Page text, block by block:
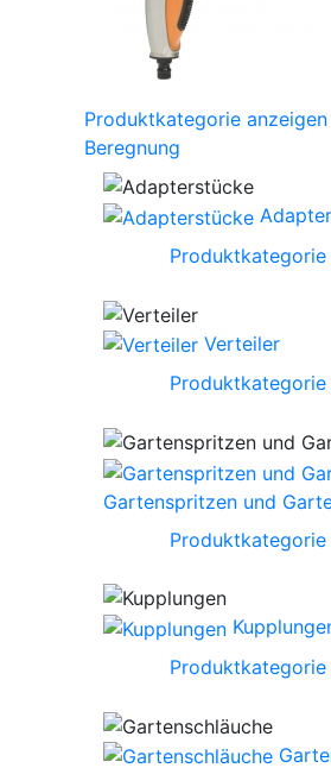
Produktkategorie anzeigen
Beregnung
Produktkategorie
Verteiler
Produktkategorie
Gartenspritzen und
Produktkategorie
Produktkategorie